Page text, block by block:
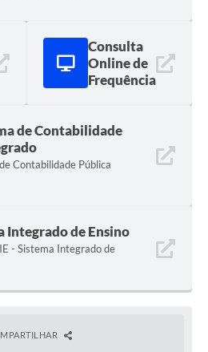
Consulta
Online de
Frequência
de Contabilidade
Contabilidade Pública
Integrado de Ensino
- Sistema Integrado de